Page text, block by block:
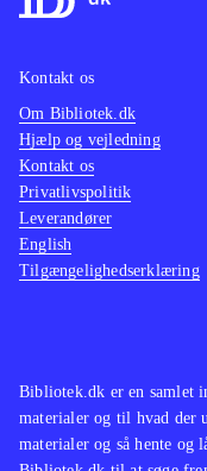
Bibliotek.dk er en samlet
materialer og til hvad der
materialer og så hente og
Kontakt os
Om Bibliotek.dk
Hjælp og vejledning
Kontakt os
Privatlivspolitik
Leverandører
English
Tilgængelighedserklæring